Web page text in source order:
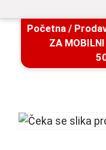
Početna /
ZA MOBILNI